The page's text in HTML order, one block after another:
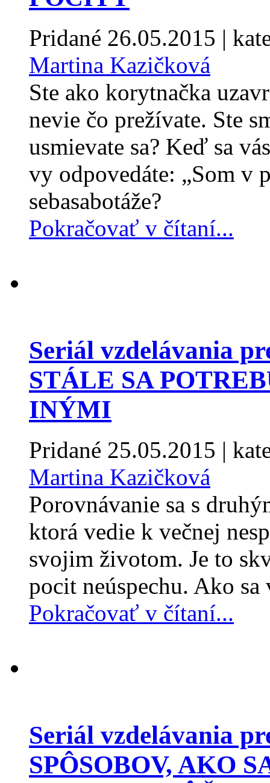
Pridané 26.05.2015 |
Martina Kazičková
Ste ako korytnačka
nevie čo prežívate. Ste
usmievate sa? Keď sa
vy odpovedáte: „Som v
sebasabotáže?
Pokračovať v čítaní...
Seriál vzdelávania
STÁLE SA
INÝMI
Pridané 25.05.2015 |
Martina Kazičková
Porovnávanie sa s
ktorá vedie k večnej
svojim životom. Je to
pocit neúspechu. Ako
Pokračovať v čítaní...
Seriál vzdelávania
SPÔSOBOV, AKO